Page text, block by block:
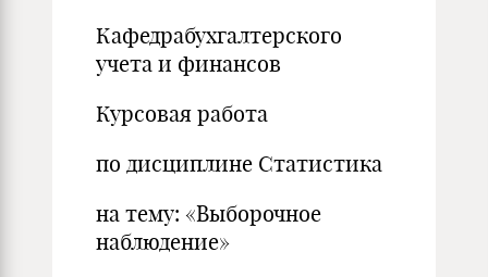
Кафедрабухгалтерского
учета и финансов
Курсовая работа
по дисциплине Статистика
на тему: «Выборочное
наблюдение»